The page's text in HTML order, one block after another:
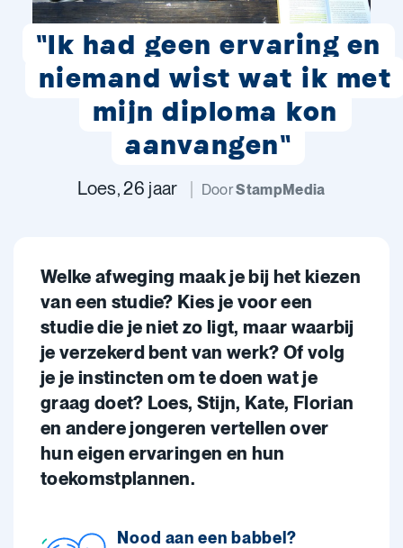
"Ik had geen ervaring en
niemand wist wat ik met
mijn diploma kon
aanvangen"
Loes, 26 jaar DoorStampMedia
Welke afweging maak je bij het kiezen
van een studie? Kies je voor een
studie die je niet zo ligt, maar waarbij
je verzekerd bent van werk? Of volg
je je instincten om te doen wat je
graag doet? Loes, Stijn, Kate, Florian
en andere jongeren vertellen over
hun eigen ervaringen en hun
toekomstplannen.
Nood aan een babbel?